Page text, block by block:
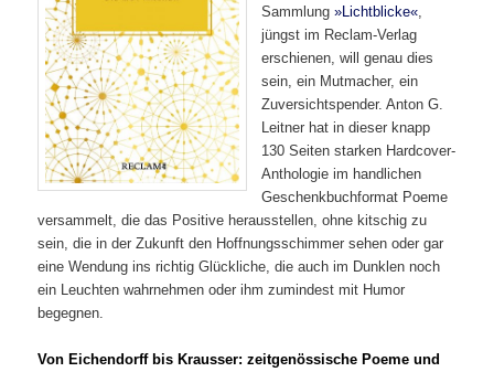
Sammlung»Lichtblicke«,
jüngst im Reclam-Verlag
erschienen, will genau dies
sein, ein Mutmacher, ein
Zuversichtspender. Anton G.
Leitner hat in dieser knapp
130 Seiten starken Hardcover-
Anthologie im handlichen
Geschenkbuchformat Poeme
versammelt, die das Positive herausstellen, ohne kitschig zu
sein, die in der Zukunft den Hoffnungsschimmer sehen oder gar
eine Wendung ins richtig Glückliche, die auch im Dunklen noch
ein Leuchten wahrnehmen oder ihm zumindest mit Humor
begegnen.
Von Eichendorff bis Krausser: zeitgenössische Poeme und